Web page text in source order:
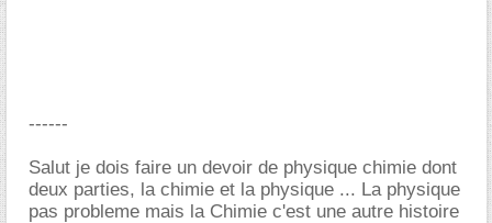
------
Salut je dois faire un devoir de physique chimie dont
deux parties, la chimie et la physique ... La physique
pas probleme mais la Chimie c'est une autre histoire